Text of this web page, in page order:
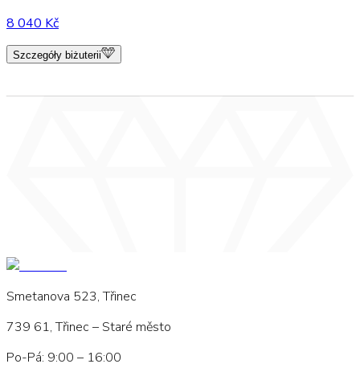
8 040 Kč
Szczegóły biżuterii
Smetanova 523, Třinec
739 61, Třinec – Staré město
Po-Pá: 9:00 – 16:00